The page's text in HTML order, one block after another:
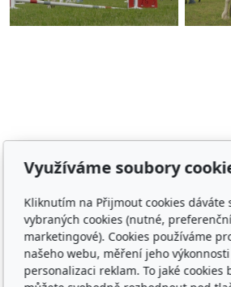
Adresa
IČ 22852778
Bankovní spojení:
Kontakt
Využíváme soubory
Kliknutím na Přijmout cookies dáváte
vybraných cookies (nutné,
marketingové). Cookies používáme
našeho webu, měření jeho
personalizaci reklam. To jaké cookies